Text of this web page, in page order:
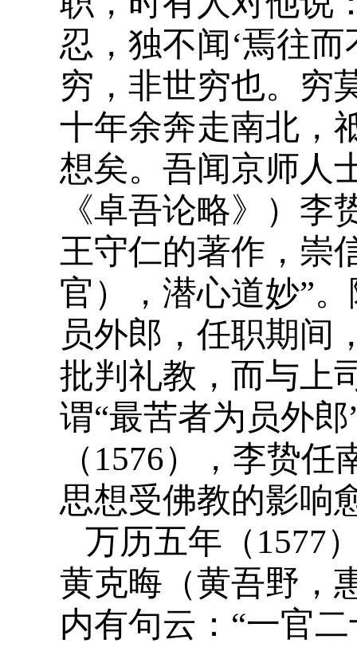
忍，独不闻‘焉往
穷，非世穷也。穷
十年余奔走南北，
想矣。吾闻京师人
《卓吾论略》）
王守仁的著作，崇
官），潜心道妙”
员外郎，任职期间
批判礼教，而与上
谓“最苦者为员外
（1576），李贽
思想受佛教的影响
万历五年（1577
黄克晦（黄吾野，
内有句云：“一官